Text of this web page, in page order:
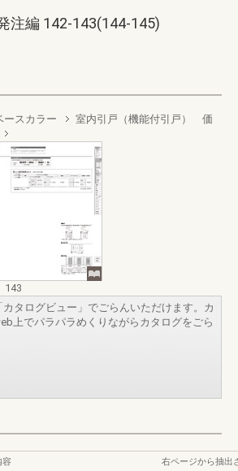
注編 142-143(144-145)
ースカラー
室内引戸（機能付引戸） 価
143
タログビュー」でごらんいただけます。カ
上でパラパラめくりながらカタログをごら
容
右ページから抽出